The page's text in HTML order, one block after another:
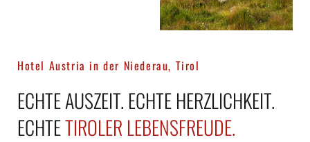
Hotel Austria in der Niederau, Tirol
ECHTE AUSZEIT. ECHTE HERZLICHKEIT.
ECHTETIROLER LEBENSFREUDE.